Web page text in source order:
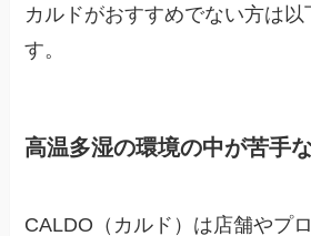
カルドがおすすめでない方は
す。
高温多湿の環境の中が苦手
CALDO（カルド）は店舗やプ